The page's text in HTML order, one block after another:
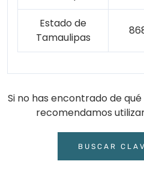
Estado de
Tamaulipas
Si no has encontrado de
recomendamos
BUSCAR